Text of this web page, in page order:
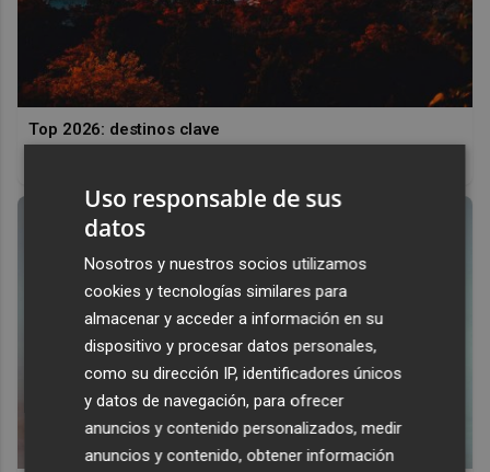
Top 2026: destinos clave
Uso responsable de sus
datos
Nosotros y nuestros socios utilizamos
cookies y tecnologías similares para
almacenar y acceder a información en su
dispositivo y procesar datos personales,
como su dirección IP, identificadores únicos
y datos de navegación, para ofrecer
anuncios y contenido personalizados, medir
anuncios y contenido, obtener información